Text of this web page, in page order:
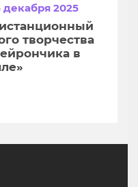
декабря 2025
творчества
в